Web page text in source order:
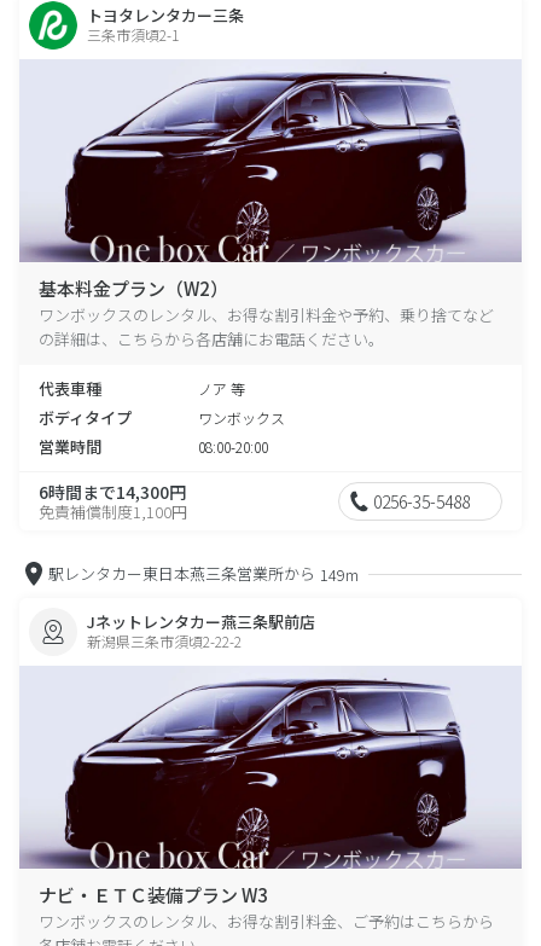
トヨタレンタカー三条
三条市須頃2-1
基本料金プラン（W2）
ワンボックスのレンタル、お得な割引料金や予約、乗り捨てなど
の詳細は、こちらから各店舗にお電話ください。
代表車種 ノア 等
ボディタイプ ワンボックス
営業時間 08:00-20:00
6時間まで14,300円
免責補償制度1,100円 0256-35-5488
駅レンタカー東日本燕三条営業所から 149m
Jネットレンタカー燕三条駅前店
新潟県三条市須頃2-22-2
ナビ・ＥＴＣ装備プラン W3
ワンボックスのレンタル、お得な割引料金、ご予約はこちらから